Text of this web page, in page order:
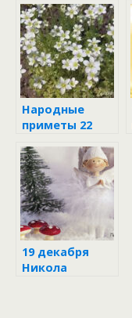
Народные
приметы 22
Вешнего
19 декабря
Никола